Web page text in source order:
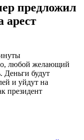
предложил
арест
любой желающий
Деньги будут
и уйдут на
президент